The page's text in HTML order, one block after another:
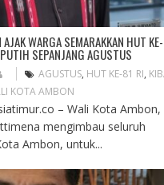
WARGA SEMARAKKAN HUT
SEPANJANG AGUSTUS
AGUSTUS, HUT KE-81 RI,
KOTA AMBON
– Wali Kota Ambon,
mengimbau seluruh
Ambon, untuk...